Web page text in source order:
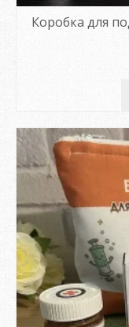
Коробка для